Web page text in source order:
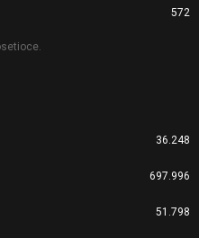
572
36.248
697.996
51.798